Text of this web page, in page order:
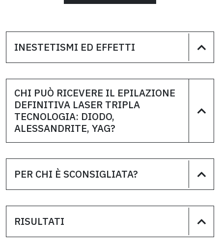
INESTETISMI ED EFFETTI
CHI PUÒ RICEVERE IL EPILAZIONE
DEFINITIVA LASER TRIPLA
TECNOLOGIA: DIODO,
ALESSANDRITE, YAG?
PER CHI È SCONSIGLIATA?
RISULTATI